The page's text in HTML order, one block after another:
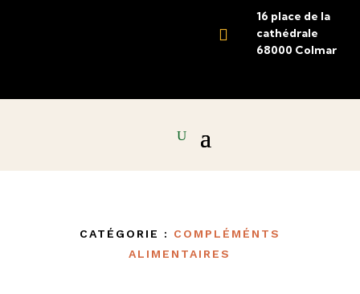

16 place de la
cathédrale
68000 Colmar
CATÉGORIE : COMPLÉMÉNTS
ALIMENTAIRES